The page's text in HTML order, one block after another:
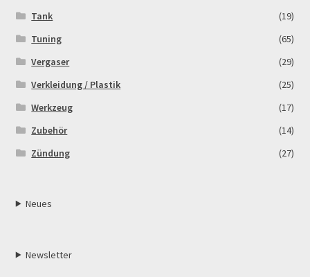
Tank
(19)
Tuning
(65)
Vergaser
(29)
Verkleidung / Plastik
(25)
Werkzeug
(17)
Zubehör
(14)
Zündung
(27)
Neues
Newsletter